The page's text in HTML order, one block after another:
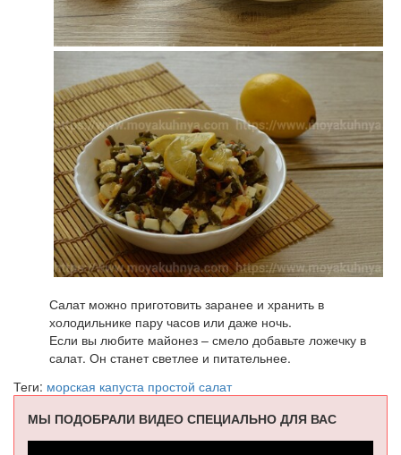
Салат можно приготовить заранее и хранить в
холодильнике пару часов или даже ночь.
Если вы любите майонез – смело добавьте ложечку в
салат. Он станет светлее и питательнее.
Теги: морская капуста простой салат
МЫ ПОДОБРАЛИ ВИДЕО СПЕЦИАЛЬНО ДЛЯ ВАС